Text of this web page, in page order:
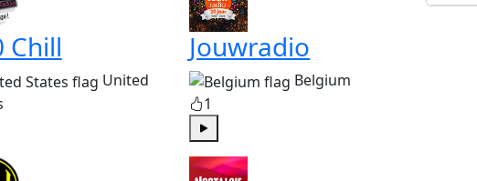
Chill
United
Jouwradio
Belgium
1